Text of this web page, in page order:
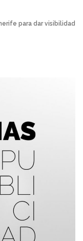
para dar visibilidad